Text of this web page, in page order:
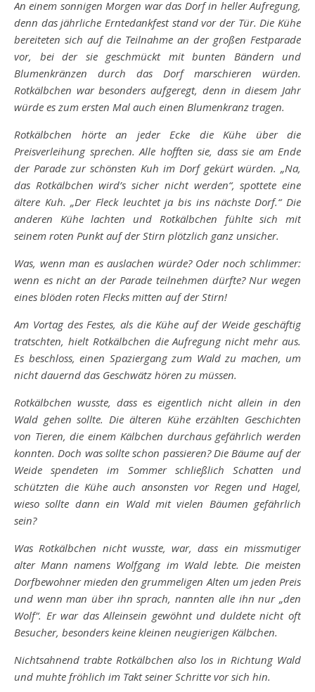
An einem sonnigen Morgen war das Dorf in heller Aufregung,
denn das jährliche Erntedankfest stand vor der Tür. Die Kühe
bereiteten sich auf die Teilnahme an der großen Festparade
vor, bei der sie geschmückt mit bunten Bändern und
Blumenkränzen durch das Dorf marschieren würden.
Rotkälbchen war besonders aufgeregt, denn in diesem Jahr
würde es zum ersten Mal auch einen Blumenkranz tragen.
Rotkälbchen hörte an jeder Ecke die Kühe über die
Preisverleihung sprechen. Alle hofften sie, dass sie am Ende
der Parade zur schönsten Kuh im Dorf gekürt würden. „Na,
das Rotkälbchen wird’s sicher nicht werden“, spottete eine
ältere Kuh. „Der Fleck leuchtet ja bis ins nächste Dorf.“ Die
anderen Kühe lachten und Rotkälbchen fühlte sich mit
seinem roten Punkt auf der Stirn plötzlich ganz unsicher.
Was, wenn man es auslachen würde? Oder noch schlimmer:
wenn es nicht an der Parade teilnehmen dürfte? Nur wegen
eines blöden roten Flecks mitten auf der Stirn!
Am Vortag des Festes, als die Kühe auf der Weide geschäftig
tratschten, hielt Rotkälbchen die Aufregung nicht mehr aus.
Es beschloss, einen Spaziergang zum Wald zu machen, um
nicht dauernd das Geschwätz hören zu müssen.
Rotkälbchen wusste, dass es eigentlich nicht allein in den
Wald gehen sollte. Die älteren Kühe erzählten Geschichten
von Tieren, die einem Kälbchen durchaus gefährlich werden
konnten. Doch was sollte schon passieren? Die Bäume auf der
Weide spendeten im Sommer schließlich Schatten und
schützten die Kühe auch ansonsten vor Regen und Hagel,
wieso sollte dann ein Wald mit vielen Bäumen gefährlich
sein?
Was Rotkälbchen nicht wusste, war, dass ein missmutiger
alter Mann namens Wolfgang im Wald lebte. Die meisten
Dorfbewohner mieden den grummeligen Alten um jeden Preis
und wenn man über ihn sprach, nannten alle ihn nur „den
Wolf“. Er war das Alleinsein gewöhnt und duldete nicht oft
Besucher, besonders keine kleinen neugierigen Kälbchen.
Nichtsahnend trabte Rotkälbchen also los in Richtung Wald
und muhte fröhlich im Takt seiner Schritte vor sich hin.